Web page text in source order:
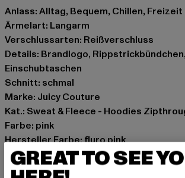
Anlass: Alltag, Bequem, Chillen, Freizeit
Ärmelart: Langarm
Verschlussarten: Reißverschluss
Details: Brandlogo, Rippstrickbündchen,
Einschubtaschen
Schnitt: schmal
Marke: Juicy Couture
Kat.: Sweat & Fleece - Hoodies
Farbe: pink
Hersteller Farbe: fluro pink
Materialzusammensetzung: 95%
Baumwolle
GREAT TO SEE